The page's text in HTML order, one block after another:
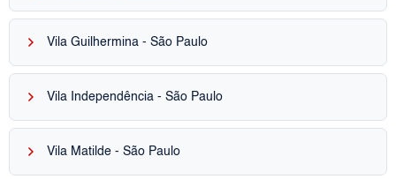
keyboard_arrow_right Vila Guilhermina - São Paulo
keyboard_arrow_right Vila Independência - São Paulo
keyboard_arrow_right Vila Matilde - São Paulo